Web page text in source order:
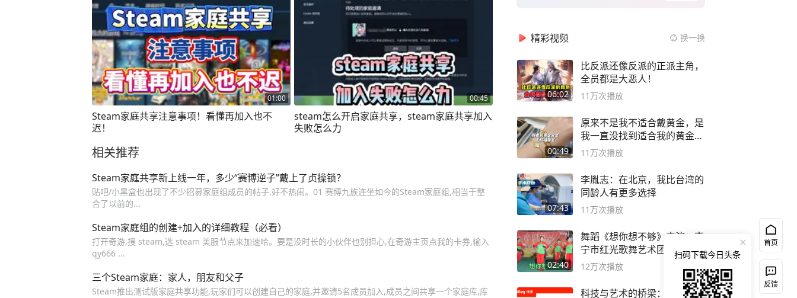
01:00
Steam家庭共享注意事项！看懂再加入也不
迟！
00:45
steam怎么开启家庭共享，steam家庭共享加入
失败怎么力
相关推荐
Steam家庭共享新上线一年，多少“赛博逆子”戴上了贞操锁？
贴吧/小黑盒也出现了不少招募家庭组成员的帖子,好不热闹。01 赛博九族连坐如今的Steam家庭组,相当于整
合了以前的...
Steam家庭组的创建+加入的详细教程（必看）
打开奇游,搜 steam,选 steam 美服节点来加速哈。要是没时长的小伙伴也别担心,在奇游主页点我的卡券,输入
qy666 ...
三个Steam家庭：家人，朋友和父子
Steam推出测试版家庭共享功能,玩家们可以创建自己的家庭,并邀请5名成员加入,成员之间共享一个家庭库,库
精彩视频 换一换
06:02
比反派还像反派的正派主角，
全员都是大恶人！
11万次播放
00:49
原来不是我不适合戴黄金，是
我一直没找到适合我的黄金
😭
11万次播放
07:43
李胤志：在北京，我比台湾的
同龄人有更多选择
11万次播放
02:40
舞蹈《想你想不够》表演：南
宁市红光歌舞艺术团森林春红
舞蹈队。
12万次播放
科技与艺术的桥梁：专访跨界
首页
反馈
扫码下载今日头条